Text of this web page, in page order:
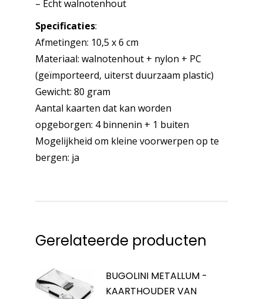
– Echt walnotenhout
Specificaties:
Afmetingen: 10,5 x 6 cm
Materiaal: walnotenhout + nylon + PC
(geïmporteerd, uiterst duurzaam plastic)
Gewicht: 80 gram
Aantal kaarten dat kan worden
opgeborgen: 4 binnenin + 1 buiten
Mogelijkheid om kleine voorwerpen op te
bergen: ja
Gerelateerde producten
BUGOLINI METALLUM -
KAARTHOUDER VAN